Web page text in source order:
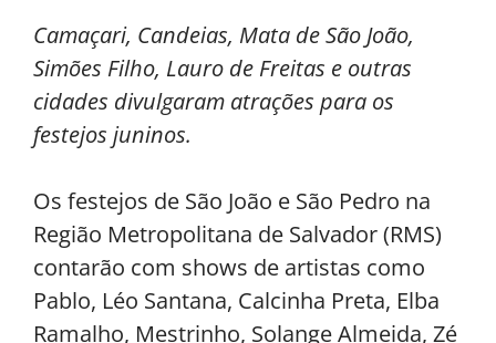
Camaçari, Candeias, Mata de São João,
Simões Filho, Lauro de Freitas e outras
cidades divulgaram atrações para os
festejos juninos.
Os festejos de São João e São Pedro na
Região Metropolitana de Salvador (RMS)
contarão com shows de artistas como
Pablo, Léo Santana, Calcinha Preta, Elba
Ramalho, Mestrinho, Solange Almeida, Zé